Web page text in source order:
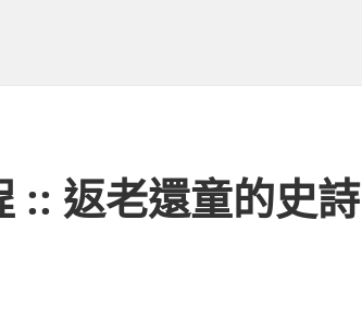
:: 返老還童的史詩